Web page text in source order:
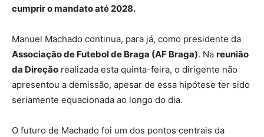
cumprir o mandato até 2028.
Manuel Machado continua, para já, como presidente da
Associação de Futebol de Braga (AF Braga). Na reunião
da Direção realizada esta quinta-feira, o dirigente não
apresentou a demissão, apesar de essa hipótese ter sido
seriamente equacionada ao longo do dia.
O futuro de Machado foi um dos pontos centrais da